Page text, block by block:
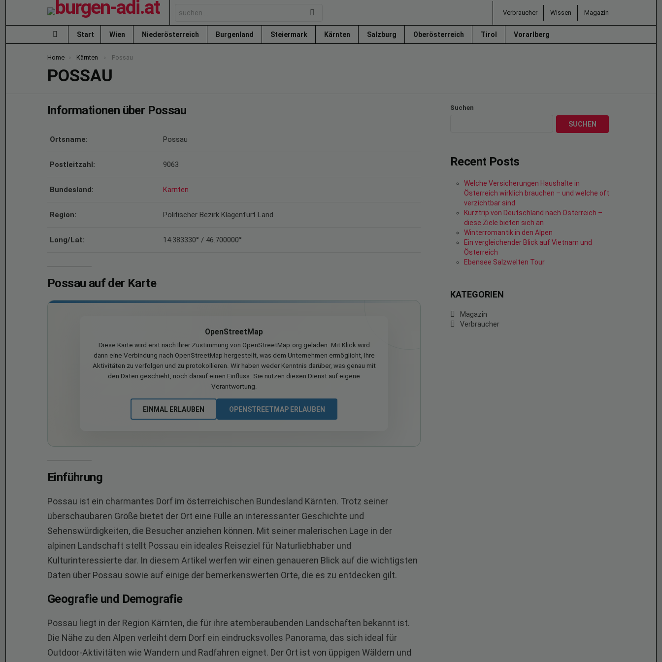
for:
Verbraucher Wissen Magazin
Menu
Start Wien Niederösterreich Burgenland Steiermark Kärnten Salzburg Oberösterreich Tirol Vorarlberg
You are here:
Home Kärnten Possau
POSSAU
Informationen über Possau
Ortsname: Possau
Postleitzahl: 9063
Bundesland: Kärnten
Region: Politischer Bezirk Klagenfurt Land
Long/Lat: 14.383330° / 46.700000°
Possau auf der Karte
OpenStreetMap
Diese Karte wird erst nach Ihrer Zustimmung von OpenStreetMap.org geladen. Mit Klick wird
dann eine Verbindung nach OpenStreetMap hergestellt, was dem Unternehmen ermöglicht, Ihre
Aktivitäten zu verfolgen und zu protokollieren. Wir haben weder Kenntnis darüber, was genau mit
den Daten geschieht, noch darauf einen Einfluss. Sie nutzen diesen Dienst auf eigene
Verantwortung.
EINMAL ERLAUBEN OPENSTREETMAP ERLAUBEN
Einführung
Possau ist ein charmantes Dorf im österreichischen Bundesland Kärnten. Trotz seiner
überschaubaren Größe bietet der Ort eine Fülle an interessanter Geschichte und
Sehenswürdigkeiten, die Besucher anziehen können. Mit seiner malerischen Lage in der
alpinen Landschaft stellt Possau ein ideales Reiseziel für Naturliebhaber und
Kulturinteressierte dar. In diesem Artikel werfen wir einen genaueren Blick auf die wichtigsten
Daten über Possau sowie auf einige der bemerkenswerten Orte, die es zu entdecken gilt.
Geografie und Demografie
Possau liegt in der Region Kärnten, die für ihre atemberaubenden Landschaften bekannt ist.
Die Nähe zu den Alpen verleiht dem Dorf ein eindrucksvolles Panorama, das sich ideal für
Outdoor-Aktivitäten wie Wandern und Radfahren eignet. Der Ort ist von üppigen Wäldern und
Suchen
SUCHEN
Recent Posts
Welche Versicherungen Haushalte in
Österreich wirklich brauchen – und welche oft
verzichtbar sind
Kurztrip von Deutschland nach Österreich –
diese Ziele bieten sich an
Winterromantik in den Alpen
Ein vergleichender Blick auf Vietnam und
Österreich
Ebensee Salzwelten Tour
KATEGORIEN
Magazin
Verbraucher